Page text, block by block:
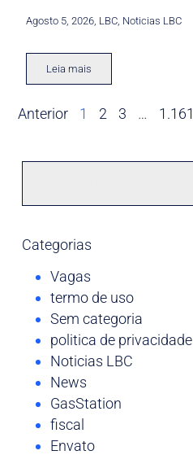
Agosto 5, 2026 LBC Noticias LBC
Leia mais
Anterior 1 2 3 … 1.161
Categorias
Vagas
termo de uso
Sem categoria
politica de privacidade
Noticias LBC
News
GasStation
fiscal
Envato